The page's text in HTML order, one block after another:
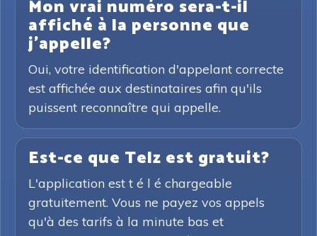
Mon vrai numéro sera-t-il
affiché à la personne que
j'appelle?
Oui, votre identification d'appelant correcte
est affichée aux destinataires afin qu'ils
puissent reconnaître qui appelle.
Est-ce que Telz est gratuit?
L'application est t é l é chargeable
gratuitement. Vous ne payez vos appels
qu'à des tarifs à la minute bas et